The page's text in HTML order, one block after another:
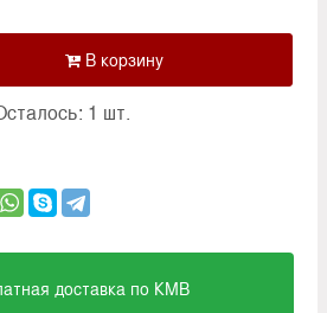
1 шт.
доставка по КМВ